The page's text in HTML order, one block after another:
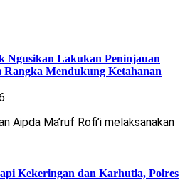
Ngusikan Lakukan Peninjauan
Rangka Mendukung Ketahanan
Aipda Ma’ruf Rofi’i melaksanakan
Kekeringan dan Karhutla, Polres